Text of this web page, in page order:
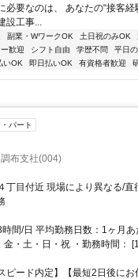
必要なのは、 あなたの“接客
設工事...
副業・WワークOK 土日祝のみOK
歓迎 シフト自由 学歴不問 平日
いOK 即日払いOK 有資格者歓迎
パート
布支社(004)
丁目付近 現場により異なる/直
間/日 平均勤務日数：1ヶ月
金・土・日・祝 ・勤務時間：
ピード内定】【最短2日後に